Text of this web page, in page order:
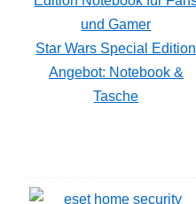
Star Wars Special Edition
Angebot: Notebook &
Tasche